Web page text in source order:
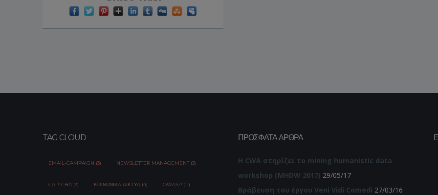
TAG CLOUD
EMAIL-CAMPAIGN (3) NEWSLETTER MANAGEMENT (3)
CAPTCHA (3) ΚΟΙΝΩΝΙΚΆ ΔΊΚΤΥΑ (4) OWASP (11)
ΠΡΌΣΦΑΤΑ ΆΡΘΡΑ
Η CWA στηρίζει το mining humanistic data
workshop (MHDW 2017) 29/05/17
Βράβευση του έργου Veni Vidi Comedi 27/03/16